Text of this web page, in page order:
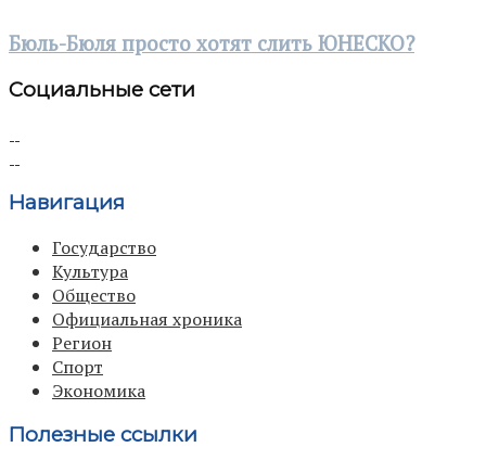
Бюль-Бюля просто хотят слить ЮНЕСКО?
Социальные сети
Навигация
Государство
Культура
Общество
Официальная хроника
Регион
Спорт
Экономика
Полезные ссылки